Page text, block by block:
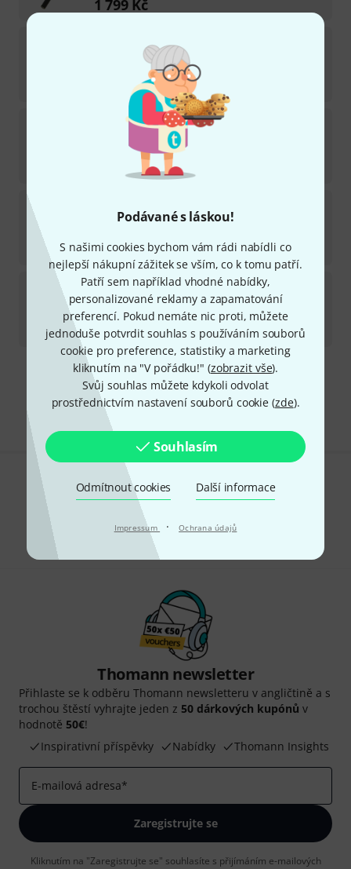
Podávané s láskou!
S našimi cookies bychom vám rádi nabídli co
nejlepší nákupní zážitek se vším, co k tomu patří.
Patří sem například vhodné nabídky,
personalizované reklamy a zapamatování
preferencí. Pokud nemáte nic proti, můžete
jednoduše potvrdit souhlas s používáním souborů
cookie pro preference, statistiky a marketing
kliknutím na "V pořádku!" (zobrazit vše).
Svůj souhlas můžete kdykoli odvolat
prostřednictvím nastavení souborů cookie (zde).
Souhlasím
Odmítnout cookies Další informace
Impressum · Ochrana údajů
1 799 Kč
Kč
P120 Gooseneck BK
Na skladě
Kč
1
666Kč
PaulyP120 T-35 + C 5/8" Bk
1
Na skladě
3 799Kč
Doprava zdarma nad 4 900 Kč
Všechny ceny včetně DPH
Líbí se Vám, co vidíte?
Nápověda a zpětná vazba
Thomann newsletter
Přihlaste se k odběru Thomann newsletteru v angličtině a s
trochou štěstí vyhrajte jeden z 50 dárkových kupónů v
hodnotě 50€!
Inspirativní příspěvky
Nabídky Thomann Insights
E-mailová adresa*
Zaregistrujte se
Kliknutím na "Zaregistrujte se" souhlasíte s přijímáním e-mailových